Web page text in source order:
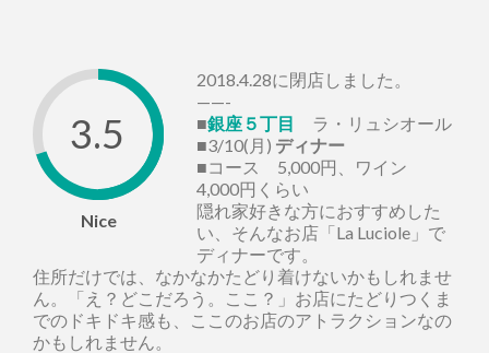
3.5
Nice
2018.4.28に閉店しました。
——-
■銀座５丁目
ラ・リュシオール
■3/10(月) ディナー
■コース 5,000円、ワイン
4,000円くらい
隠れ家好きな方におすすめした
い、そんなお店「La Luciole」で
ディナーです。
住所だけでは、なかなかたどり着けないかもしれませ
ん。「え？どこだろう。ここ？」お店にたどりつくま
でのドキドキ感も、ここのお店のアトラクションなの
かもしれません。